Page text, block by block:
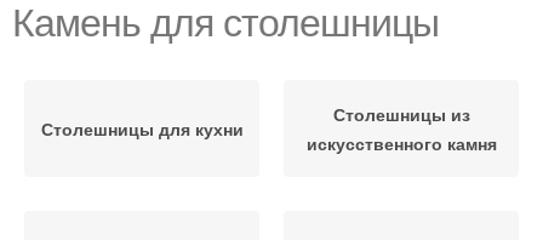
Камень для столешницы
Столешницы для кухни
Столешницы из
искусственного камня